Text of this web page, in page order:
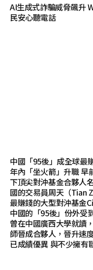
AI生成式詐騙威脅飆升
民安心聽電話
中國「95後」成全球最
年內「坐火箭」升職 早
下頂尖對沖基金合夥人
國的交易員周天（Tian
最賺錢的大型對沖基金
中國的「95後」份外受
曾在中國廣西大學就讀
師晉成合夥人，晉升速
已成績優異 與不少擁有